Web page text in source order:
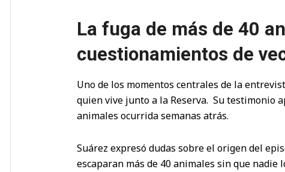
La fuga de más de 40
cuestionamientos de
Uno de los momentos centrales de la
quien vive junto a la Reserva. Su testimonio
animales ocurrida semanas atrás.
Suárez expresó dudas sobre el origen del
escaparan más de 40 animales sin que